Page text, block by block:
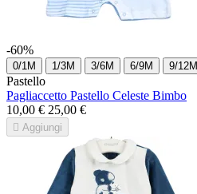
-60%
0/1M 1/3M 3/6M 6/9M 9/12M
Pastello
Pagliaccetto Pastello Celeste Bimbo
10,00 € 25,00 €
 Aggiungi